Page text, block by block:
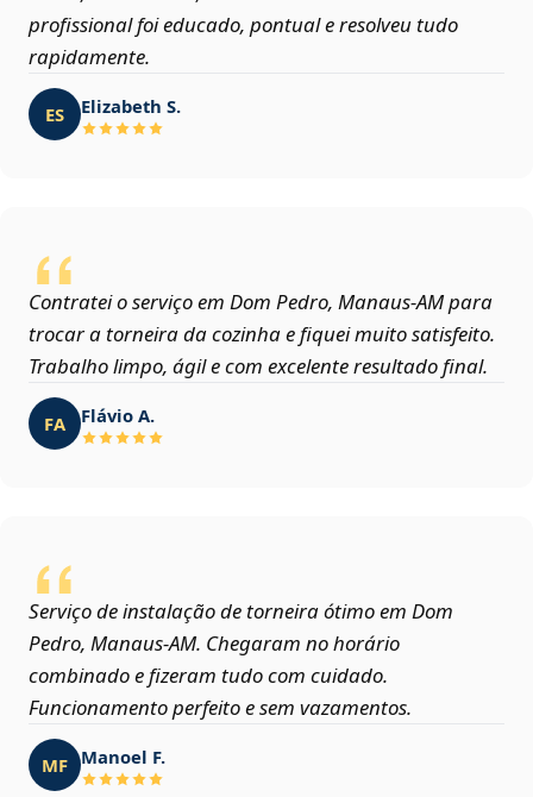
profissional foi educado, pontual e resolveu tudo
rapidamente.
ES Elizabeth S.
Contratei o serviço em Dom Pedro, Manaus‑AM para
trocar a torneira da cozinha e fiquei muito satisfeito.
Trabalho limpo, ágil e com excelente resultado final.
FA Flávio A.
Serviço de instalação de torneira ótimo em Dom
Pedro, Manaus‑AM. Chegaram no horário
combinado e fizeram tudo com cuidado.
Funcionamento perfeito e sem vazamentos.
MF Manoel F.